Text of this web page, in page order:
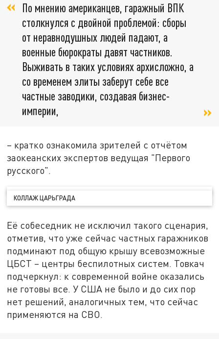
По мнению американцев, гаражный ВПК
столкнулся с двойной проблемой: сборы
от неравнодушных людей падают, а
военные бюрократы давят частников.
Выживать в таких условиях архисложно, а
со временем элиты заберут себе все
частные заводики, создавая бизнес-
империи,
– кратко ознакомила зрителей с отчётом
заокеанских экспертов ведущая "Первого
русского".
КОЛЛАЖ ЦАРЬГРАДА
Её собеседник не исключил такого сценария,
отметив, что уже сейчас частных гаражников
подминают под общую крышу всевозможные
ЦБСТ – центры беспилотных систем. Товкач
подчеркнул: к современной войне оказались
не готовы все. У США не было и до сих пор
нет решений, аналогичных тем, что сейчас
применяются на СВО.